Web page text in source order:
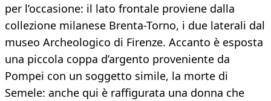
per l’occasione: il lato frontale proviene dalla
collezione milanese Brenta-Torno, i due laterali dal
museo Archeologico di Firenze. Accanto è esposta
una piccola coppa d’argento proveniente da
Pompei con un soggetto simile, la morte di
Semele: anche qui è raffigurata una donna che